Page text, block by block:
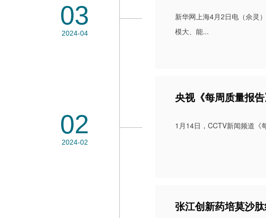
03
2024-04
新华网上海4月2日电（佘灵
模大、能...
02
2024-02
央视《每周质量报
1月14日，CCTV新闻频道《
张江创新药培莫沙